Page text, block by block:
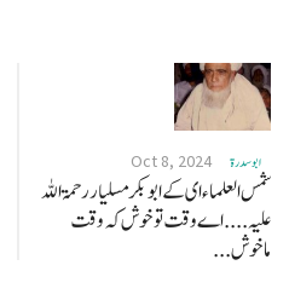
ابو سدرة Oct 8, 2024
شمس العلماء ای کے ابو بکر مسلیار رحمۃ اللہ
علیہ .... اے وقت تو خوش کہ وقت
ماخوش...